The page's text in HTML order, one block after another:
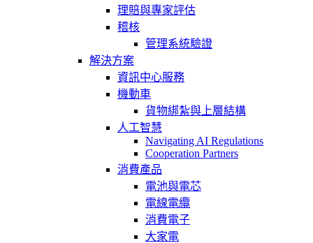
理賠與專家評估
稽核
管理系統驗證
解決方案
資訊中心服務
機動車
貨物綁紮與上層結構
人工智慧
Navigating AI Regulations
Cooperation Partners
消費產品
電池與電芯
電線電纜
消費電子
大家電